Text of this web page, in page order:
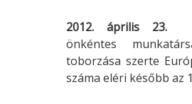
2012. április 23.
önkéntes
toborzása szerte
száma eléri később az